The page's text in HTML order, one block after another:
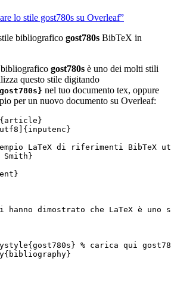
lo stile gost780s su Overleaf”
bibliografico gost780s BibTeX in
gost780s è uno dei molti stili
questo stile digitando
nel tuo documento tex, oppure
per un nuovo documento su Overleaf:
{ article }
utf8 ]{ inputenc }
LaTeX di riferimenti
Smith}
}
hanno dimostrato che LaTeX è
{gost780s} % carica qui
{bibliography}